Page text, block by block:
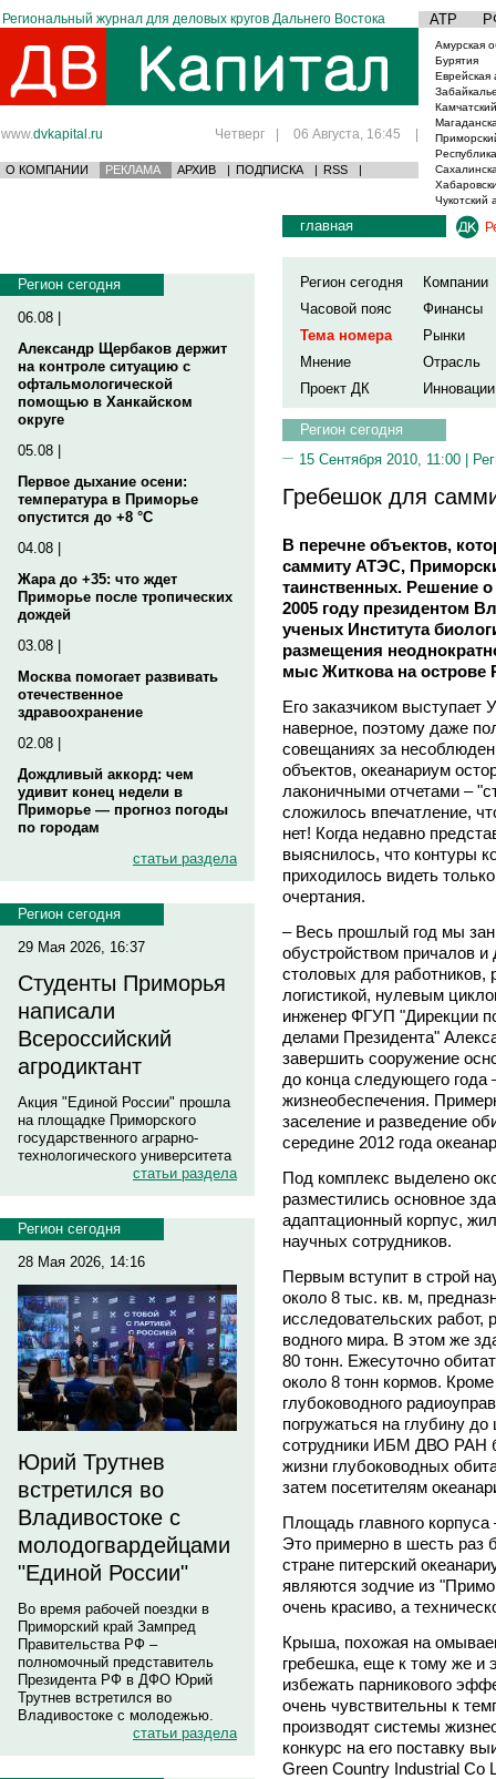
Региональный журнал для деловых кругов Дальнего Востока АТР
www.dvkapital.ru Четверг | 06 Августа, 16:45 |
О КОМПАНИИ РЕКЛАМА АРХИВ | ПОДПИСКА | RSS |
Амурская
Бурятия
Еврейская
Чукотский
Регион сегодня
06.08 |
Александр Щербаков держит
на контроле ситуацию с
офтальмологической
помощью в Ханкайском
округе
05.08 |
Первое дыхание осени:
температура в Приморье
опустится до +8 °C
04.08 |
Жара до +35: что ждет
Приморье после тропических
дождей
03.08 |
Москва помогает развивать
отечественное
здравоохранение
02.08 |
Дождливый аккорд: чем
удивит конец недели в
Приморье — прогноз погоды
по городам
статьи раздела
Регион сегодня
29 Мая 2026, 16:37
Студенты Приморья
написали
Всероссийский
агродиктант
Акция "Единой России" прошла
на площадке Приморского
государственного аграрно-
технологического университета
статьи раздела
Регион сегодня
28 Мая 2026, 14:16
Юрий Трутнев
встретился во
Владивостоке с
молодогвардейцами
"Единой России"
Во время рабочей поездки в
Приморский край Зампред
Правительства РФ –
полномочный представитель
Президента РФ в ДФО Юрий
Трутнев встретился во
Владивостоке с молодежью.
статьи раздела
главная
Регион сегодня
Компании
Часовой пояс
Финансы
Тема номера
Рынки
Мнение
Отрасль
Проект ДК
Инновации
Регион сегодня
15 Сентября 2010, 11:00 |
Гребешок для
В перечне объектов,
саммиту АТЭС,
таинственных. Решение
2005 году президентом
ученых Института
размещения
мыс Житкова на острове
Его заказчиком выступает
наверное, поэтому даже
совещаниях за
объектов, океанариум
лаконичными отчетами –
сложилось впечатление,
нет! Когда недавно
выяснилось, что контуры
приходилось видеть
очертания.
– Весь прошлый год мы
обустройством причалов и
столовых для работников,
логистикой, нулевым
инженер ФГУП "Дирекции
делами Президента"
завершить сооружение
до конца следующего года
жизнеобеспечения.
заселение и разведение
середине 2012 года
Под комплекс выделено
разместились основное
адаптационный корпус,
научных сотрудников.
Первым вступит в строй
около 8 тыс. кв. м,
исследовательских работ,
водного мира. В этом же
80 тонн. Ежесуточно
около 8 тонн кормов.
глубоководного
погружаться на глубину
сотрудники ИБМ ДВО РАН
жизни глубоководных
затем посетителям
Площадь главного
Это примерно в шесть
стране питерский
являются зодчие из
очень красиво, а
Крыша, похожая на
гребешка, еще к тому же и
избежать парникового
очень чувствительны к
производят системы
конкурс на его поставку
Green Country Industrial Co